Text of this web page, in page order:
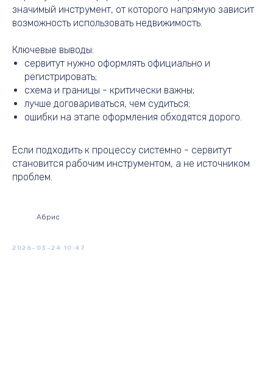
значимый инструмент, от которого напрямую зависит
возможность использовать недвижимость.
Ключевые выводы:
сервитут нужно оформлять официально и
регистрировать;
схема и границы - критически важны;
лучше договариваться, чем судиться;
ошибки на этапе оформления обходятся дорого.
Если подходить к процессу системно - сервитут
становится рабочим инструментом, а не источником
проблем.
Абрис
2026-03-24 10:47